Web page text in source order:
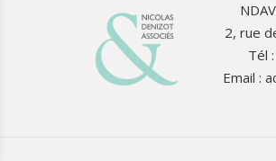
2, rue
Tél
Email :